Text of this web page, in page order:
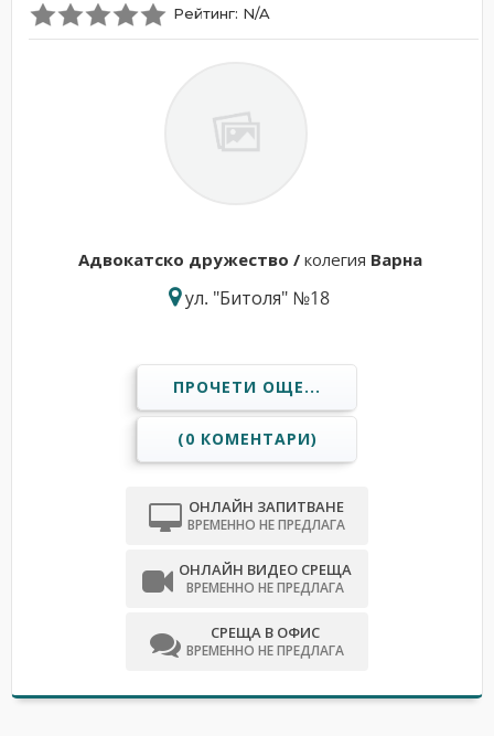
Рейтинг: N/A
Адвокатскo дружествo / колегия Варна
ул. "Битоля" №18
ПРОЧЕТИ ОЩЕ...
(0 КОМЕНТАРИ)
ОНЛАЙН ЗАПИТВАНЕ
ВРЕМЕННО НЕ ПРЕДЛАГА
ОНЛАЙН ВИДЕО СРЕЩА
ВРЕМЕННО НЕ ПРЕДЛАГА
СРЕЩА В ОФИС
ВРЕМЕННО НЕ ПРЕДЛАГА